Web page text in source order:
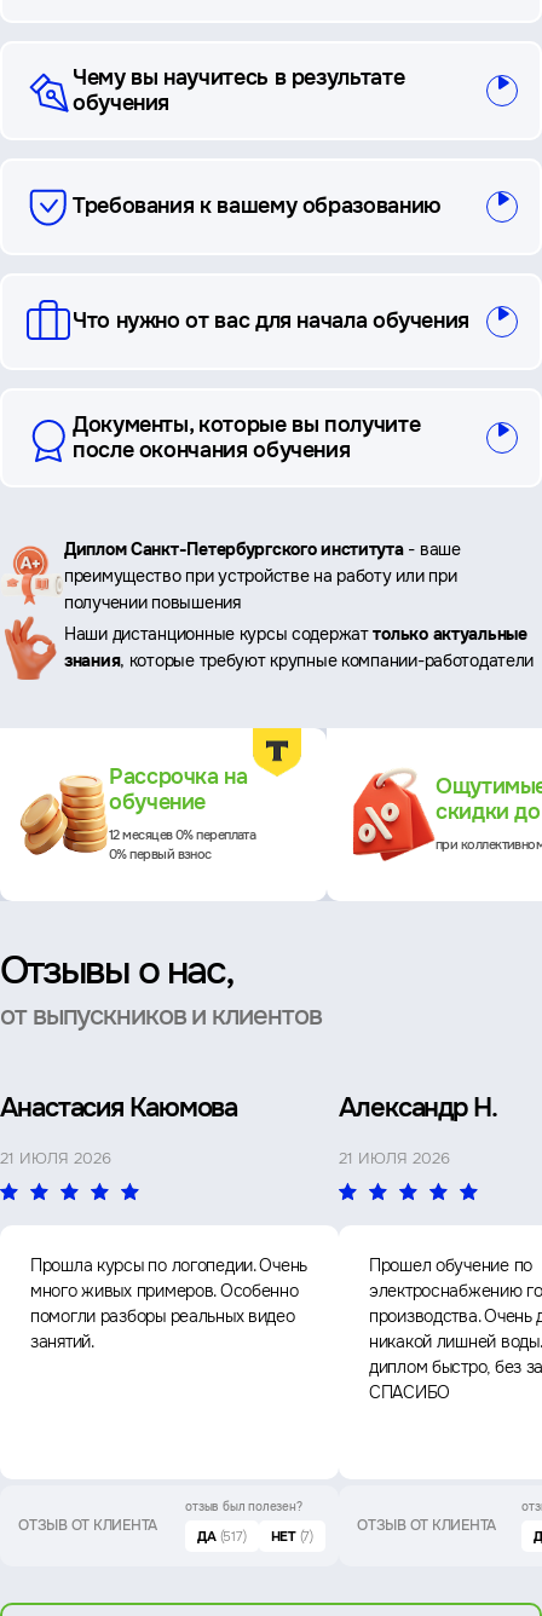
Чему вы научитесь в результате
обучения
Требования к вашему образованию
Что нужно от вас для начала обучения
Документы, которые вы получите
после окончания обучения
Ключевые
преимущества
Диплом Санкт-Петербургского института- ваше
преимущество при устройстве на работу или при
получении повышения
Наши дистанционные курсы содержаттолько актуальные
знания, которые требуют крупные компании-работодатели
Рассрочка на
обучение
12 месяцев 0% переплата
0% первый взнос
скидки
при
Отзывы о нас,
от выпускников и клиентов
Анастасия Каюмова
21 ИЮЛЯ 2026
Прошла курсы по логопедии. Очень
много живых примеров. Особенно
помогли разборы реальных видео
занятий.
ОТЗЫВ ОТ КЛИЕНТА
отзыв был полезен?
ДА (517) НЕТ (7)
Александр Н.
21 ИЮЛЯ 2026
Прошел обучение по
электроснабжению
производства. Очень
никакой лишней
диплом быстро, без
СПАСИБО
ОТЗЫВ ОТ КЛИЕНТА